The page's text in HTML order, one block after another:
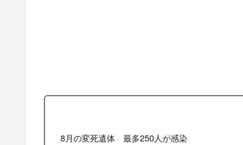
8月の変死遺体 最多250人が感染